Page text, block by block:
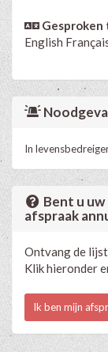
Gesproken
English
In
Bent u
afspraak
Ontvang de
Klik hieronder
Ik ben mijn